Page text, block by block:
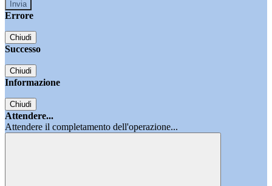
Errore
Chiudi
Successo
Chiudi
Informazione
Chiudi
Attendere...
Attendere il completamento dell'operazione...